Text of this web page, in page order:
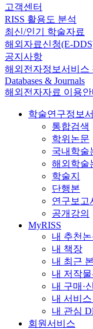
고객센터
RISS 활용도 분석
최신/인기 학술자료
해외자료신청(E-
공지사항
해외전자정보서비스
Databases & Journals
해외전자자료 이용안
학술연구정보
통합검색
학위논문
국내학술
해외학술
학술지
단행본
연구보고
공개강의
MyRISS
내 추천
내 책장
내 최근
내 저작물
내 구매·
내 서비
내 관심
회원서비스